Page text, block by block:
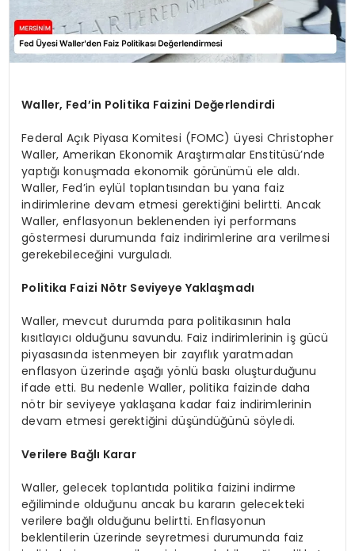
Waller, Fed’in Politika Faizini Değerlendirdi
Federal Açık Piyasa Komitesi (FOMC) üyesi Christopher
Waller, Amerikan Ekonomik Araştırmalar Enstitüsü’nde
yaptığı konuşmada ekonomik görünümü ele aldı.
Waller, Fed’in eylül toplantısından bu yana faiz
indirimlerine devam etmesi gerektiğini belirtti. Ancak
Waller, enflasyonun beklenenden iyi performans
göstermesi durumunda faiz indirimlerine ara verilmesi
gerekebileceğini vurguladı.
Politika Faizi Nötr Seviyeye Yaklaşmadı
Waller, mevcut durumda para politikasının hala
kısıtlayıcı olduğunu savundu. Faiz indirimlerinin iş gücü
piyasasında istenmeyen bir zayıflık yaratmadan
enflasyon üzerinde aşağı yönlü baskı oluşturduğunu
ifade etti. Bu nedenle Waller, politika faizinde daha
nötr bir seviyeye yaklaşana kadar faiz indirimlerinin
devam etmesi gerektiğini düşündüğünü söyledi.
Verilere Bağlı Karar
Waller, gelecek toplantıda politika faizini indirme
eğiliminde olduğunu ancak bu kararın gelecekteki
verilere bağlı olduğunu belirtti. Enflasyonun
beklentilerin üzerinde seyretmesi durumunda faiz